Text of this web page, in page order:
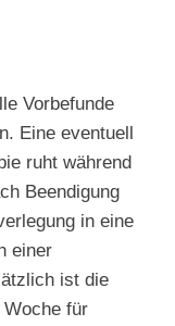
Vorbefunde
Eine eventuell
ruht während
Beendigung
in eine
einer
ist die
Woche für